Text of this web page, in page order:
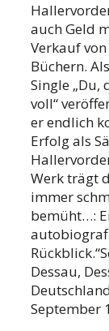
auch Geld
Verkauf von
Büchern.
Single „Du,
voll“
er endlich
Erfolg als
Werk trägt
immer
bemüht…:
Dessau,
September